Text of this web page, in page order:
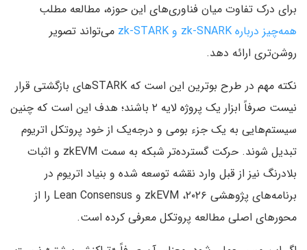
برای درک تفاوت میان فناوری‌های این حوزه، مطالعه مطلب
همه‌چیز درباره zk-SNARK و zk-STARK
می‌تواند تصویر
روشن‌تری ارائه دهد.
نکته مهم در طرح بوترین این است که STARKهای بازگشتی قرار
نیست صرفاً ابزار یک پروژه لایه ۲ باشند؛ هدف این است که چنین
سیستم‌هایی به یک جزء بومی و درجه‌یک از خود پروتکل اتریوم
تبدیل شوند. حرکت گسترده‌تر شبکه به سمت zkEVM و اثبات
بلادرنگ نیز از قبل وارد نقشه توسعه شده و بنیاد اتریوم در
برنامه‌های پژوهشی ۲۰۲۶، zkEVM و Lean Consensus را از
محورهای اصلی مطالعه پروتکل معرفی کرده است.